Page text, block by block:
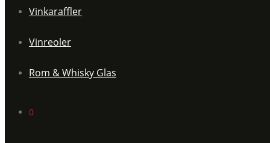
Vinkaraffler
Vinreoler
Rom & Whisky Glas
0